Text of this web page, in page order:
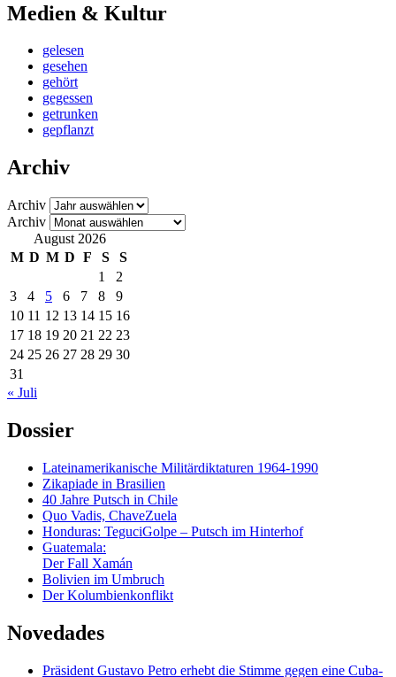
Medien & Kultur
gelesen
gesehen
gehört
gegessen
getrunken
gepflanzt
Archiv
Archiv
Archiv
August 2026
M D M D F S
S
1
2
3
4 5 6 7 8
9
10 11 12 13 14 15 16
17 18 19 20 21 22 23
24 25 26 27 28 29 30
31
« Juli
Dossier
Lateinamerikanische Militärdiktaturen 1964-1990
Zikapiade in Brasilien
40 Jahre Putsch in Chile
Quo Vadis, ChaveZuela
Honduras: TeguciGolpe – Putsch im Hinterhof
Guatemala:
Der Fall Xamán
Bolivien im Umbruch
Der Kolumbienkonflikt
Novedades
Präsident Gustavo Petro erhebt die Stimme gegen eine Cuba-